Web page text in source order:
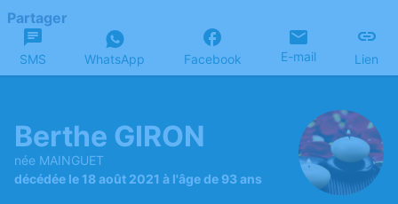
Partager
SMS WhatsApp Facebook E-mail Lien
Berthe GIRON
née MAINGUET
décédée le 18 août 2021 à l'âge de 93 ans